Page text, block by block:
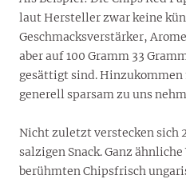
laut Hersteller zwar keine
Geschmacksverstärker,
aber auf 100 Gramm 33
gesättigt sind. Hinzukommen
generell sparsam zu uns
Nicht zuletzt verstecken sich
salzigen Snack. Ganz
berühmten Chipsfrisch